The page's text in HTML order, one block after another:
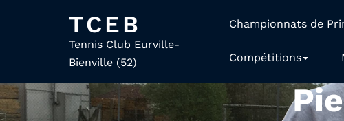
TCEB
Tennis Club Eurville-
Bienville (52)
Championnats de
Compétitions